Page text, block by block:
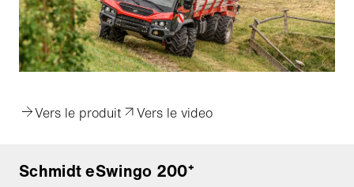
Vers le produit Vers le video
Schmidt eSwingo 200⁺